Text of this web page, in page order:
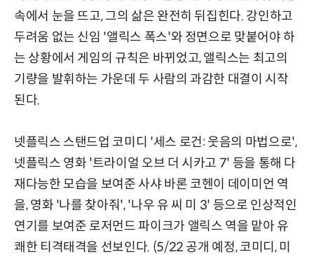
속에서 눈을 뜨고, 그의 삶은 완전히 뒤집힌다. 강인하고
두려움 없는 신임 '앨릭스 폭스'와 정면으로 맞붙어야 하
는 상황에서 게임의 규칙은 바뀌었고, 앨릭스는 최고의
기량을 발휘하는 가운데 두 사람의 과감한 대결이 시작
된다.
넷플릭스 스탠드업 코미디 '세스 로건: 웃음의 마법으로',
넷플릭스 영화 '트라이얼 오브 더 시카고 7' 등을 통해 다
재다능한 모습을 보여준 사샤 바론 코헨이 데이미언 역
을, 영화 '나를 찾아줘', '나우 유 씨 미 3' 등으로 인상적인
연기를 보여준 로저먼드 파이크가 앨릭스 역을 맡아 유
쾌한 티격태격을 선보인다. (5/22 공개 예정, 코미디, 미